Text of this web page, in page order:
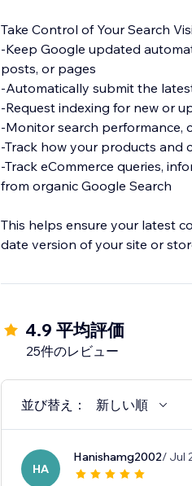
Take Control of Your Search
-Keep Google updated
posts, or pages
-Automatically submit the
-Request indexing for new or
-Monitor search performance,
-Track how your products and
-Track eCommerce queries,
from organic Google Search
This helps ensure your latest
date version of your site or
4.9 平均評価
25件のレビュー
並び替え： 新しい順
HA
Hanishamg2002/ Jul